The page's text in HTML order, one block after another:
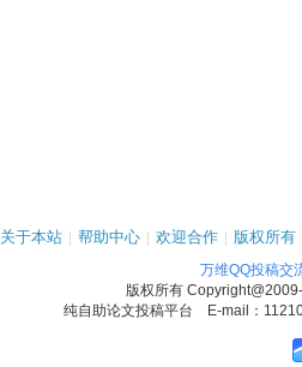
关于本站 | 帮助中心 | 欢迎合作 | 版权所有
万维QQ投稿交
版权所有
纯自助论文投稿平台 E-mail：